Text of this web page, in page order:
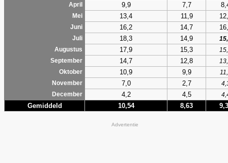
April 9,9 7,7
Mei 13,4 11,9
Juni 16,2 14,7
Juli 18,3 14,9
Augustus
17,9 15,3
September
14,7 12,8
Oktober
10,9 9,9
November
7,0 2,7
December
4,2 4,5
Gemiddeld 10,54 8,63
Advertentie